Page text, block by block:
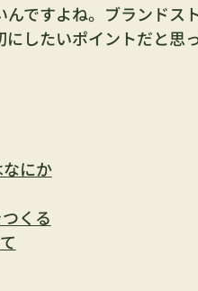
ですよね。ブランドス
したいポイントだと思
にか
くる